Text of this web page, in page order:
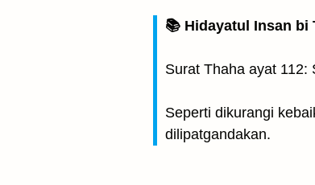
📚 Hidayatul Insan bi
Surat Thaha ayat 112:
Seperti dikurangi
dilipatgandakan.